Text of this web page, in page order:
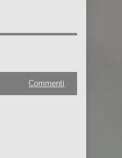
Commenti